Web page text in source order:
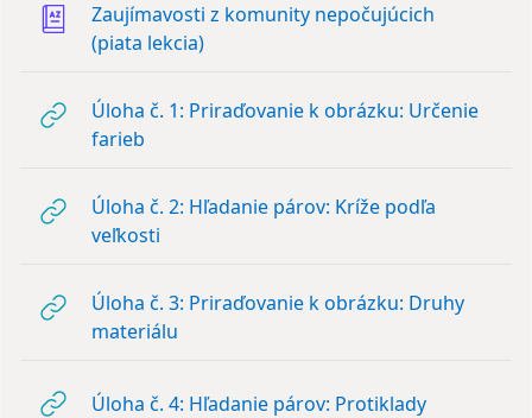
Zaujímavosti z komunity nepočujúcich
(piata lekcia)Slovník
Úloha č. 1: Priraďovanie k obrázku: Určenie
farieb
Úloha č. 2: Hľadanie párov: Kríže podľa
veľkosti
Úloha č. 3: Priraďovanie k obrázku: Druhy
materiálu
Úloha č. 4: Hľadanie párov: ProtikladyURL